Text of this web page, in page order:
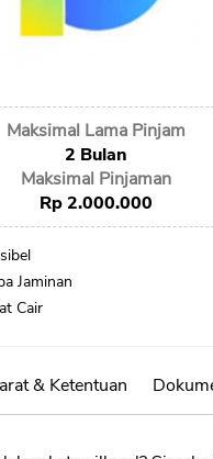
Maksimal Lama Pinjam
2 Bulan
Maksimal Pinjaman
Rp 2.000.000
Jaminan
Cair
& Ketentuan